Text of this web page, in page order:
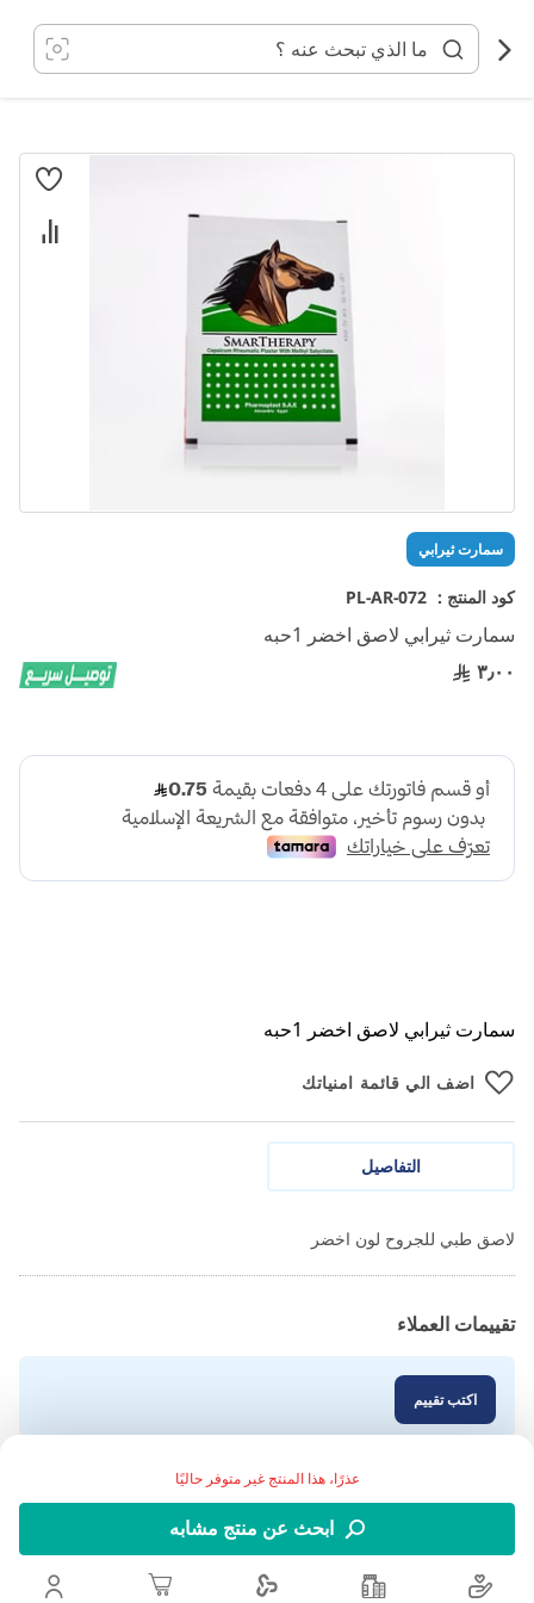
المحتوى
سمارت ثيرابي
كود المنتج : PL-AR-072
سمارت ثيرابي لاصق اخضر 1حبه
٣٫٠٠
سمارت ثيرابي لاصق اخضر 1حبه
عذرًا، هذا المنتج غير متوفر حاليًا
ابحث عن منتج مشابه
اضف الي قائمة امنياتك
انتقل
تخطي
إلى
بداية
معرض
الصور
التفاصيل
لاصق طبي للجروح لون اخضر
تقييمات العملاء
اكتب تقييم